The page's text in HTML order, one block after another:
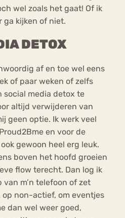
wel zoals het gaat! Of ik
ga kijken of niet.
DETOX
af en toe wel eens
of paar weken of zelfs
social media detox te
altijd verwijderen van
geen optie. Ik werk veel
en voor de
gewoon heel erg leuk.
boven het hoofd groeien
flow terecht. Dan log ik
m’n telefoon of zet
non-actief, om eventjes
dan wel weer goed,